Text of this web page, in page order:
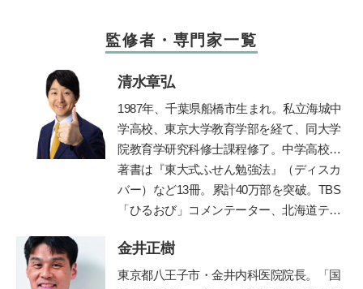
監修者・専門家一覧
清水章弘
1987年、千葉県船橋市生まれ。私立海城中
学高校、東京大学教育学部を経て、同大学
院教育学研究科修士課程修了。中学高校時
代に生徒会長、サッカー部、応援団長、文
化祭実行委員などを経験しながら東京大学
に現役で合格。自身の時間の使い方や効率
で「勉強のやり方」を教える塾プラスティ
ーを起業。創業以来、公教育支援を続けて
著書は『東大式ふせん勉強法』（ディスカ
バー）など13冊。累計40万部を突破。 TBS
「ひるおび」コメンテーター、北海道テレ
朝日小学生新聞で執筆・連載中。
オで「清水章弘の合格への道」を毎週金曜
金井正樹
東京都八王子市・金井内科医院院長。「国